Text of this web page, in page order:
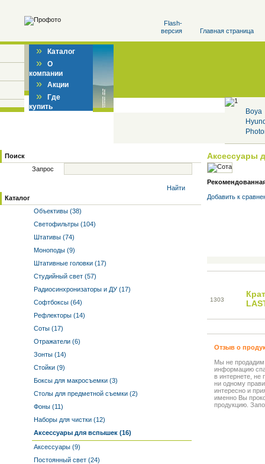
Flash-
версия
Главная страница
» Каталог
» О
компании
» Акции
» Где
купить
Boya
Поиск
Запрос
Найти
Каталог
Объективы (38)
Светофильтры (104)
Штативы (74)
Моноподы (9)
Штативные головки (17)
Студийный свет (57)
Радиосинхронизаторы и ДУ (17)
Софтбоксы (64)
Рефлекторы (14)
Соты (17)
Отражатели (6)
Зонты (14)
Стойки (9)
Боксы для макросъемки (3)
Столы для предметной съемки (2)
Фоны (11)
Наборы для чистки (12)
Аксессуары для вспышек (16)
Аксессуары (9)
Постоянный свет (24)
Аксессуары
Добавить к
1303
Отзыв о
Мы не
информацию
в интернете, не
ни одному
интересно и
именно Вы
продукцию.